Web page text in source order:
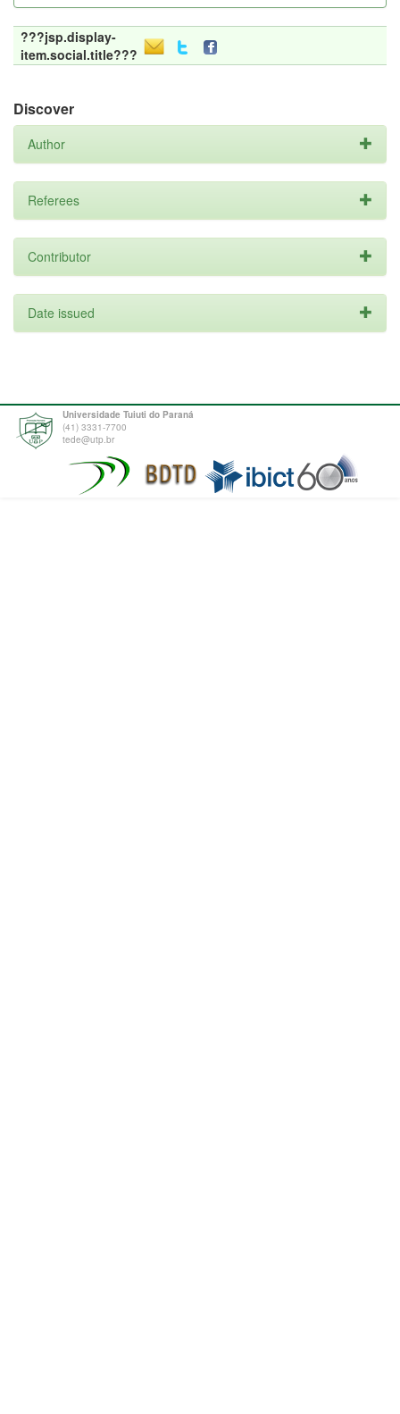
???jsp.display-
item.social.title???
Discover
Author
Referees
Contributor
Date issued
Universidade Tuiuti do Paraná
(41) 3331-7700
tede@utp.br